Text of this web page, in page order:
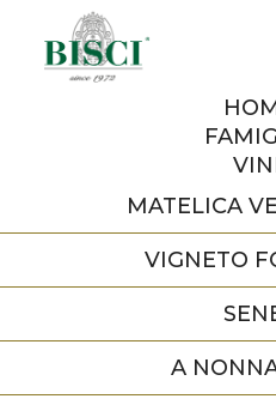
MATELICA
VIGNETO
A